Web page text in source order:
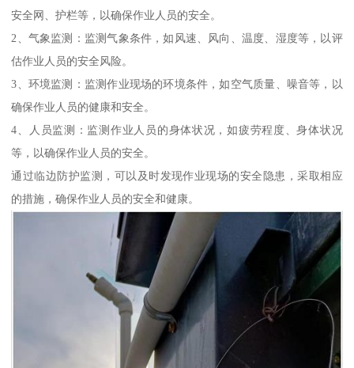
安全网、护栏等，以确保作业人员的安全。
2、气象监测：监测气象条件，如风速、风向、温度、湿度等，以评
估作业人员的安全风险。
3、环境监测：监测作业现场的环境条件，如空气质量、噪音等，以
确保作业人员的健康和安全。
4、人员监测：监测作业人员的身体状况，如疲劳程度、身体状况
等，以确保作业人员的安全。
通过临边防护监测，可以及时发现作业现场的安全隐患，采取相应
的措施，确保作业人员的安全和健康。